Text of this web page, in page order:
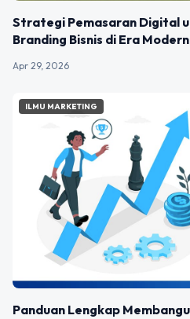
Strategi Pemasaran Digital
Branding Bisnis di Era Modern
Apr 29, 2026
ILMU MARKETING
Panduan Lengkap